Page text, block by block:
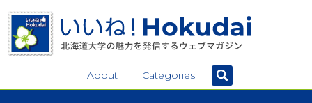
About Categories